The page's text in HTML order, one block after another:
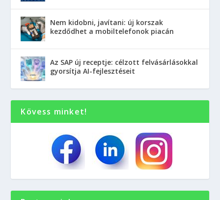
Nem kidobni, javítani: új korszak
kezdődhet a mobiltelefonok piacán
Az SAP új receptje: célzott felvásárlásokkal
gyorsítja AI-fejlesztéseit
Kövess minket!